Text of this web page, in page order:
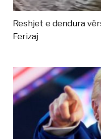
Reshjet e dendura
Ferizaj